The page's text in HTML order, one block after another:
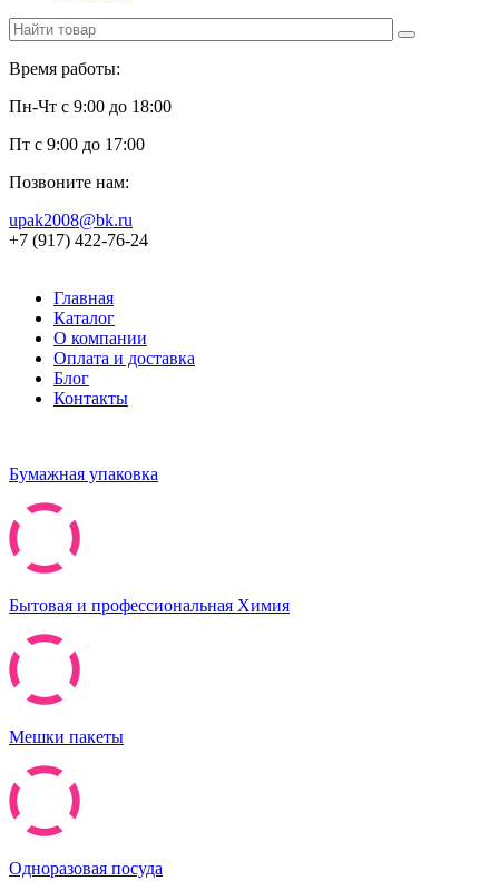
Время работы:
Пн-Чт с 9:00 до 18:00
Пт с 9:00 до 17:00
Позвоните нам:
upak2008@bk.ru
+7 (917) 422-76-24
Главная
Каталог
О компании
Оплата и доставка
Блог
Контакты
Бумажная упаковка
Бытовая и профессиональная Химия
Мешки пакеты
Одноразовая посуда